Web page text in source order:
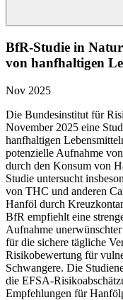
BfR-Studie in
von hanfhaltigen
Nov 2025
Die Bundesinstitut für
November 2025 eine
hanfhaltigen
potenzielle Aufnahme
durch den Konsum von
Studie untersucht
von THC und anderen
Hanföl durch
BfR empfiehlt eine
Aufnahme
für die sichere tägliche
Risikobewertung für
Schwangere. Die
die EFSA-
Empfehlungen für